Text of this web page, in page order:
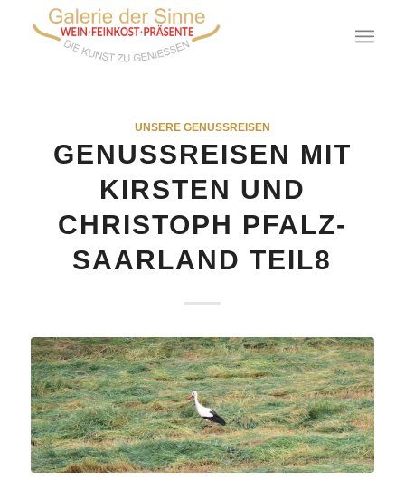
UNSERE GENUSSREISEN
GENUSSREISEN MIT
KIRSTEN UND
CHRISTOPH PFALZ-
SAARLAND TEIL8